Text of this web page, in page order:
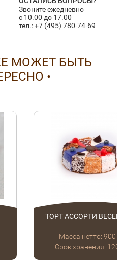
Звоните ежедневно
с 10.00 до 17.00
тел.:+7 (495) 780-74-69
МОЖЕТ БЫТЬ
•
ТОРТ АССОРТИ
Масса нетто: 900 г
Срок хранения: 120 ч